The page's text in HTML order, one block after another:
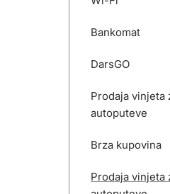
Bankomat
DarsGO
Prodaja vinjeta
autoputeve
Brza kupovina
Prodaja vinjeta